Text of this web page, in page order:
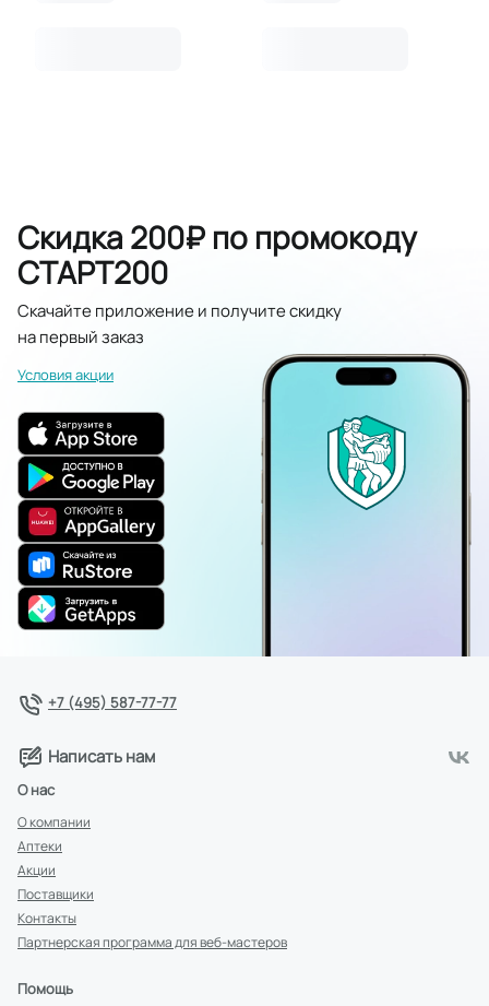
Скидка 200₽ по промокоду
СТАРТ200
Скачайте приложение и получите скидку
на первый заказ
Условия акции
+7 (495) 587-77-77
Написать нам
О нас
О компании
Аптеки
Акции
Поставщики
Контакты
Партнерская программа для веб-мастеров
Помощь